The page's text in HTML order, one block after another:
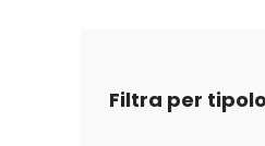
Filtra per